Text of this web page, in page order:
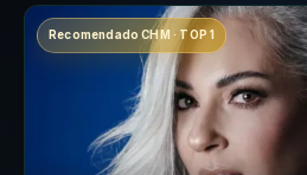
Recomendado CHM · TOP 1